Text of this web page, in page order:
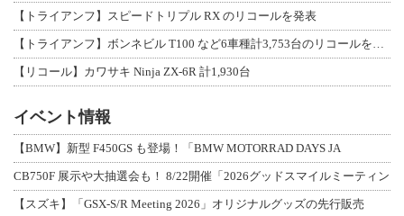
【トライアンフ】スピードトリプル RX のリコールを発表
【トライアンフ】ボンネビル T100 など6車種計3,753台のリコールを発表
【リコール】カワサキ Ninja ZX-6R 計1,930台
イベント情報
【BMW】新型 F450GS も登場！「BMW MOTORRAD DAYS JA
CB750F 展示や大抽選会も！ 8/22開催「2026グッドスマイルミーティン
【スズキ】「GSX-S/R Meeting 2026」オリジナルグッズの先行販売